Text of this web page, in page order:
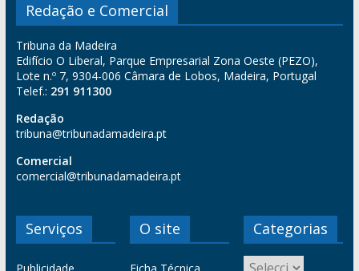
Redação e Comercial
Tribuna da Madeira
Edifício O Liberal, Parque Empresarial Zona Oeste (PEZO),
Lote n.º 7, 9304-006 Câmara de Lobos, Madeira, Portugal
Telef.: 291 911300
Redação
tribuna@tribunadamadeira.pt
Comercial
comercial@tribunadamadeira.pt
Serviços O site Categorias